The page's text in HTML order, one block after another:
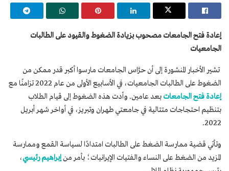
إعادة فتح الجامعات مصحوب بزيادة الضغوط والقيود على الطالبات
الجامعيات
تشير الأخبار المنشورة إلى أن حرَّاس الجامعات مارسوا أكبر قدر ممكن من
الضغوط على الطالبات الجامعيات، في الأسابيع الأولى من عام 2022 تزامنًا مع
إعادة فتح الجامعات بعد عامين. وأدت هذه الضغوط إلى قيام الطلاب
بتنظيم احتجاجات متتالية في جامعتي طهران وتبريز، في أواخر شهر أبريل
2022.
وتأتي قضية ممارسة الضغط على الطالبات امتدادًا لسياسة القمع وممارسة
المزيد من الضغط على النساء والفتيات الإيرانيات؛ بأمر من إبراهيم رئيسي،